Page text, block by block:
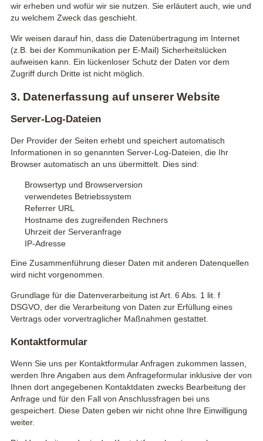
wir erheben und wofür wir sie nutzen. Sie erläutert auch, wie und
zu welchem Zweck das geschieht.
Wir weisen darauf hin, dass die Datenübertragung im Internet
(z.B. bei der Kommunikation per E-Mail) Sicherheitslücken
aufweisen kann. Ein lückenloser Schutz der Daten vor dem
Zugriff durch Dritte ist nicht möglich.
3. Datenerfassung auf unserer Website
Server-Log-Dateien
Der Provider der Seiten erhebt und speichert automatisch
Informationen in so genannten Server-Log-Dateien, die Ihr
Browser automatisch an uns übermittelt. Dies sind:
Browsertyp und Browserversion
verwendetes Betriebssystem
Referrer URL
Hostname des zugreifenden Rechners
Uhrzeit der Serveranfrage
IP-Adresse
Eine Zusammenführung dieser Daten mit anderen Datenquellen
wird nicht vorgenommen.
Grundlage für die Datenverarbeitung ist Art. 6 Abs. 1 lit. f
DSGVO, der die Verarbeitung von Daten zur Erfüllung eines
Vertrags oder vorvertraglicher Maßnahmen gestattet.
Kontaktformular
Wenn Sie uns per Kontaktformular Anfragen zukommen lassen,
werden Ihre Angaben aus dem Anfrageformular inklusive der von
Ihnen dort angegebenen Kontaktdaten zwecks Bearbeitung der
Anfrage und für den Fall von Anschlussfragen bei uns
gespeichert. Diese Daten geben wir nicht ohne Ihre Einwilligung
weiter.